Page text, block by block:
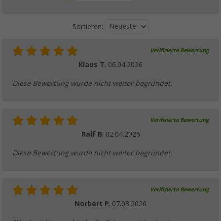
Sortieren: Neueste
Verifizierte Bewertung
Klaus T. 06.04.2026
Diese Bewertung wurde nicht weiter begründet.
Verifizierte Bewertung
Ralf B. 02.04.2026
Diese Bewertung wurde nicht weiter begründet.
Verifizierte Bewertung
Norbert P. 07.03.2026